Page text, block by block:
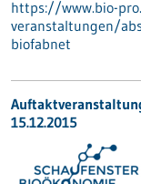
https://www.bio-
veranstaltungen/
biofabnet
15.12.2015